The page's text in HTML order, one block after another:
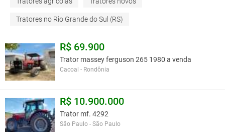
Tratores no Rio Grande do Sul (RS)
R$ 69.900
Trator massey ferguson 265 1980 a venda
Cacoal - Rondônia
R$ 10.900.000
Trator mf. 4292
São Paulo - São Paulo